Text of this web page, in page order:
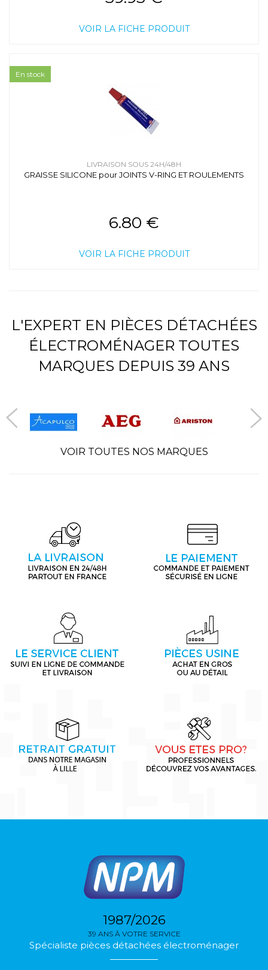
VOIR LA FICHE PRODUIT
LIVRAISON SOUS 24H/48H
GRAISSE SILICONE pour JOINTS V-RING ET ROULEMENTS
6.80 €
VOIR LA FICHE PRODUIT
En stock
L'EXPERT EN PIÈCES DÉTACHÉES
ÉLECTROMÉNAGER TOUTES
MARQUES DEPUIS 39 ANS
VOIR TOUTES NOS MARQUES
1987/2026
39 ANS À VOTRE SERVICE
Spécialiste pièces détachées électroménager